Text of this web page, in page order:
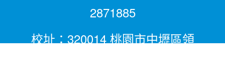
2871885
校址：320014 桃園市中壢區領